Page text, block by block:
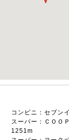
コンビニ：セブン
スーパー：ＣＯＯ
1251m